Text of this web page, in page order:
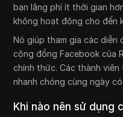
bạn lãng phí ít thời gian
không hoạt động cho đến
Nó giúp tham gia các diễn
cộng đồng Facebook của
chính thức. Các thành
nhanh chóng cùng ngày
Khi nào nên sử dụng